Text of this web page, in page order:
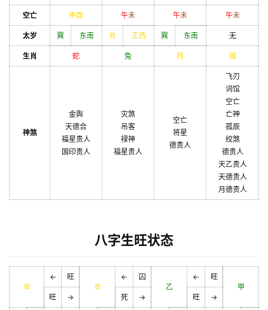
空亡 申酉 午未 午未 午未
太岁 巽 东南 兑 正西 巽 东南 无
生肖 蛇 兔 鸡 猴
神煞
金舆
天德合
福星贵人
国印贵人
灾煞
吊客
禄神
福星贵人
空亡
将星
德贵人
飞刃
词馆
空亡
亡神
孤辰
绞煞
德贵人
天乙贵人
天德贵人
月德贵人
八字生旺状态
辛
←
旺
辛
←
囚
乙
←
旺
甲
旺
→ 死 → 旺 →